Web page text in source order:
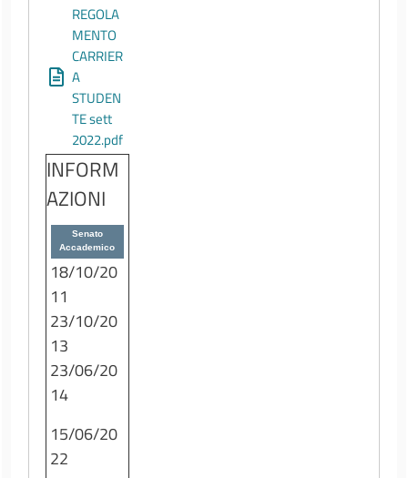
REGOLA
MENTO
CARRIER
A
STUDEN
TE sett
2022.pdf
INFORM
AZIONI
Senato
Accademico
18/10/20
11
23/10/20
13
23/06/20
14
15/06/20
22